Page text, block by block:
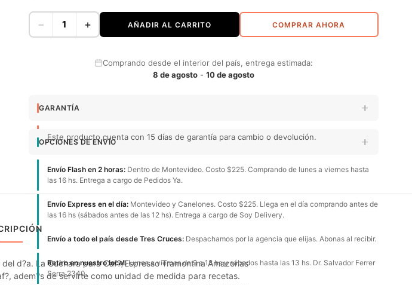
− + AÑADIR AL CARRITO COMPRAR AHORA
Comprando desde el interior del país, entrega estimada:
8 de agosto - 10 de agosto
GARANTÍA
Este producto cuenta con 15 días de garantía para cambio o devolución.
OPCIONES DE ENVÍO
Envío Flash en 2 horas: Dentro de Montevideo. Costo $225. Comprando de lunes a viernes hasta
las 16 hs. Entrega a cargo de Pedidos Ya.
Envío Express en el día: Montevideo y Canelones. Costo $225. Llega en el día comprando antes de
las 16 hs (sábados antes de las 12 hs). Entrega a cargo de Soy Delivery.
Envío a todo el país desde Tres Cruces: Despachamos por la agencia que elijas. Abonas al recibir.
Retiro en nuestro local:Lunes a viernes de 9 a 18 hs y sábados hasta las 13 hs. Dr. Salvador Ferrer
Serra 2340.
d?a. La Cuchara para Caf?/Espresso Tramontina Amazonas
adem?s de servirte como unidad de medida para recetas.